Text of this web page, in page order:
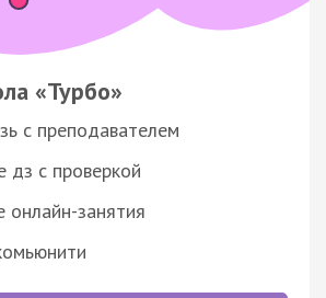
«Турбо»
с преподавателем
дз с проверкой
онлайн-занятия